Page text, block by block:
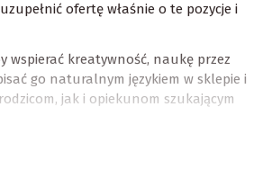
ofertę właśnie o te pozycje i
wspierać kreatywność, naukę przez
go naturalnym językiem w sklepie i
jak i opiekunom szukającym